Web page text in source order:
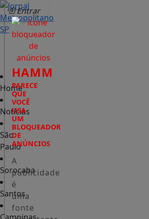
Entrar
Home
Notícias
São
Paulo
Sorocaba
Santos
HAMM
PARECE
QUE
VOCÊ
USA
UM
BLOQUEADOR
DE
ANÚNCIOS
A
publicidade
é
uma
fonte